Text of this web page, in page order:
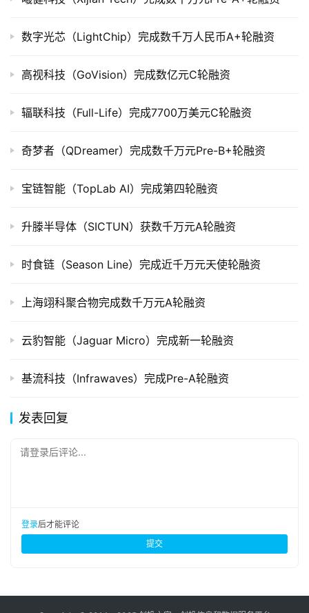
司
市
创
数
业
数字光芯（LightChip）完成数千万人民币A+轮融资
高视科技（GoVision）完成数亿元C轮融资
辐联科技（Full-Life）完成7700万美元C轮融资
奇梦者（QDreamer）完成数千万元Pre-B+轮融资
宝链智能（TopLab AI）完成第四轮融资
升滕半导体（SICTUN）获数千万元A轮融资
时食链（Season Line）完成近千万元天使轮融资
上海翊科聚合物完成数千万元A轮融资
云豹智能（Jaguar Micro）完成新一轮融资
基流科技（Infrawaves）完成Pre-A轮融资
发表回复
请登录后评论...
登录后才能评论
提交